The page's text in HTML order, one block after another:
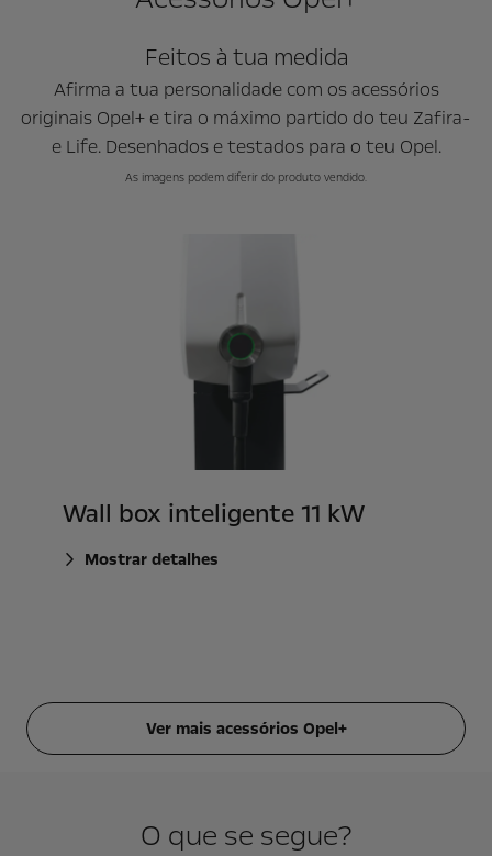
Feitos à tua medida
Afirma a tua personalidade com os acessórios
originais Opel+ e tira o máximo partido do teu Zafira-
e Life. Desenhados e testados para o teu Opel.
As imagens podem diferir do produto vendido.
Wall box inteligente 11 kW
Mostrar detalhes
Ver mais acessórios Opel+
O que se segue?